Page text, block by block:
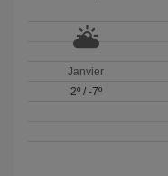
Janvier
2º/ -7º